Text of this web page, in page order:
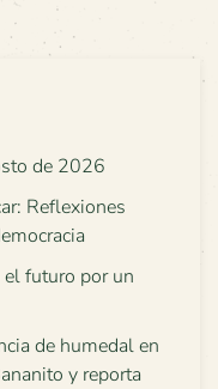
de 2026
Reflexiones
futuro por un
de humedal en
y reporta